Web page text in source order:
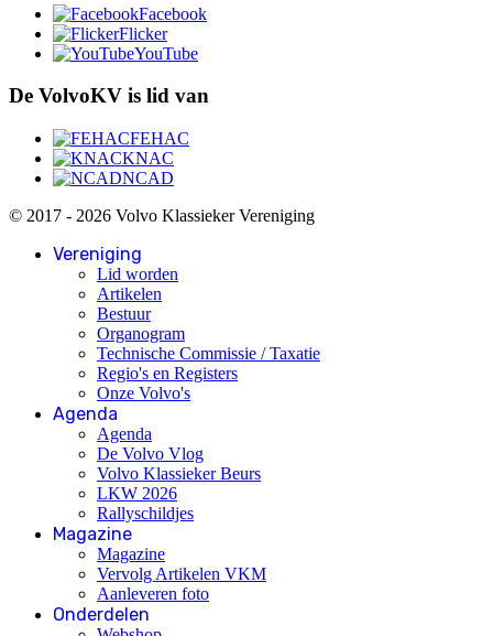
Facebook
Flicker
YouTube
De VolvoKV is lid van
FEHAC
KNAC
NCAD
© 2017 - 2026 Volvo Klassieker Vereniging
Vereniging
Lid worden
Artikelen
Bestuur
Organogram
Technische Commissie / Taxatie
Regio's en Registers
Onze Volvo's
Agenda
Agenda
De Volvo Vlog
Volvo Klassieker Beurs
LKW 2026
Rallyschildjes
Magazine
Magazine
Vervolg Artikelen VKM
Aanleveren foto
Onderdelen